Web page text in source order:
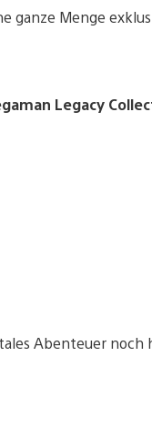
ganze Menge
Legacy
Abenteuer noch